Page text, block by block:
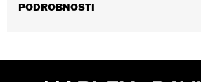
PODROBNOSTI
Functional Features:Waterproof,